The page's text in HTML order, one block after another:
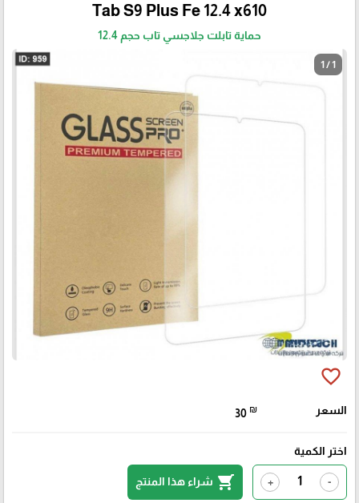
Tab S9 Plus Fe 12.4 x610
حماية تابلت جلاجسي تاب حجم 12.4
1 / 1
favorite_border
السعر 30 ₪
اختر الكمية
-
+
shopping_cart شراء هذا المنتج